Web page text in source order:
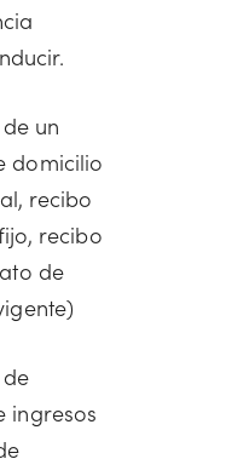
un
domicilio
recibo
recibo
de
ingresos